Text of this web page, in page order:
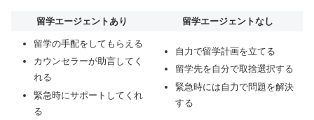
留学エージェントあり 留学エージェントなし
留学の手配をしてもらえる
カウンセラーが助言してく
れる
緊急時にサポートしてくれ
る
自力で留学計画を立てる
留学先を自分で取捨選択する
緊急時には自力で問題を解決
する